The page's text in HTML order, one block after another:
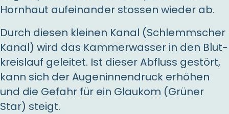
Hornhaut aufein­ander stossen wieder ab.
Durch diesen kleinen Kanal (Schlemmscher
Kanal) wird das Kammer­wasser in den Blut­
kreis­lauf geleitet. Ist dieser Abfluss gestört,
kann sich der Augen­innen­druck erhöhen
und die Gefahr für ein Glaukom (Grüner
Star) steigt.